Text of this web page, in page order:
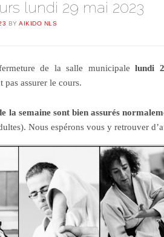
lundi 29 mai 2023
BYAIKIDO NLS
de la salle municipalelundi
pas assurer le cours.
la semaine sont bien assurés
Nous espérons vous y retrouver